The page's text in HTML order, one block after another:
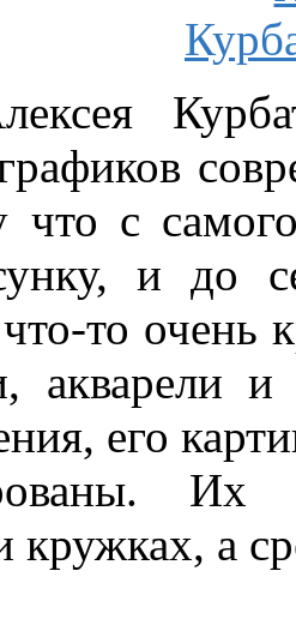
что с
и до
то очень
акварели
его
кружках, а